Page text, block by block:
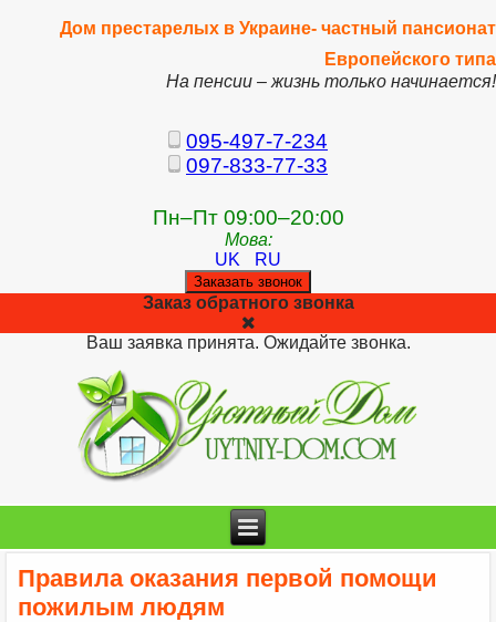
Дом престарелых в Украине- частный пансионат
Европейского типа
На пенсии – жизнь только начинается!
095-497-7-234
097-833-77-33
Пн–Пт 09:00–20:00
Мова:
UK
RU
Заказать звонок
Заказ обратного звонка
Ваш заявка принята. Ожидайте звонка.
Правила оказания первой помощи
пожилым людям